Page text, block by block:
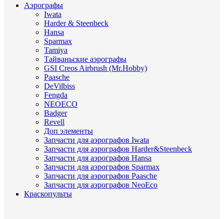
Аэрографы
Iwata
Harder & Steenbeck
Hansa
Sparmax
Tamiya
Тайваньские аэрографы
GSI Creos Airbrush (Mr.Hobby)
Paasche
DeVilbiss
Fengda
NEOECO
Badger
Revell
Доп элементы
Запчасти для аэрографов Iwata
Запчасти для аэрографов Harder&Steenbeck
Запчасти для аэрографов Hansa
Запчасти для аэрографов Sparmax
Запчасти для аэрографов Paasche
Запчасти для аэрографов NeoEco
Краскопульты